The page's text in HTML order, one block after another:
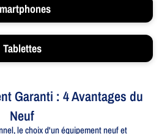
Tablettes
Garanti : 4 Avantages du
Neuf
le choix d'un équipement neuf et